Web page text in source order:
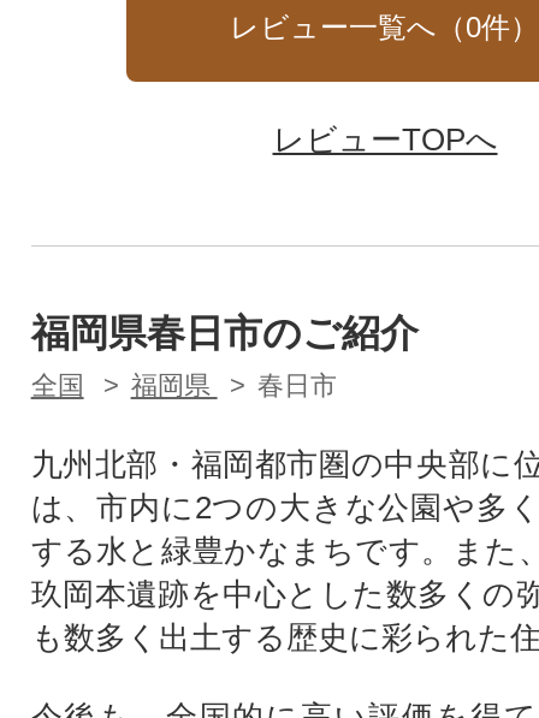
レビュー一覧へ（0件）
レビューTOPへ
福岡県春日市のご紹介
全国 福岡県 春日市
九州北部・福岡都市圏の中央部に
は、市内に2つの大きな公園や多
する水と緑豊かなまちです。また
玖岡本遺跡を中心とした数多くの
も数多く出土する歴史に彩られた